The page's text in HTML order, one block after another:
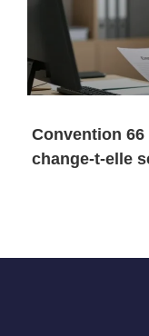
Convention
change-t-elle